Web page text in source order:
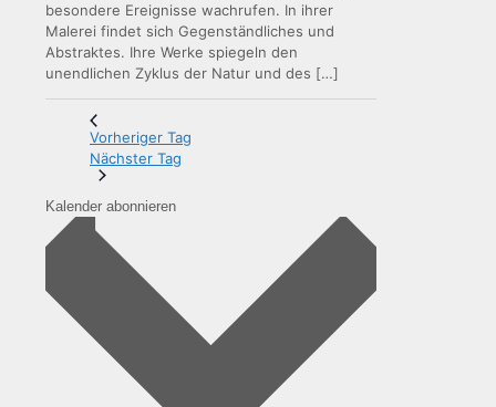
besondere Ereignisse wachrufen. In ihrer
Malerei findet sich Gegenständliches und
Abstraktes. Ihre Werke spiegeln den
unendlichen Zyklus der Natur und des […]
Vorheriger Tag
Nächster Tag
Kalender abonnieren